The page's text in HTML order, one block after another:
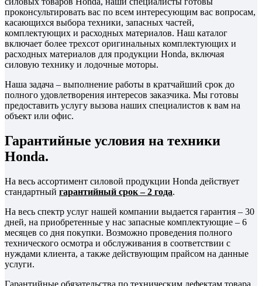
проконсультировать вас по всем интересующим вас вопросам,
касающихся выбора техники, запасных частей,
комплектующих и расходных материалов. Наш каталог
включает более трехсот оригинальных комплектующих и
расходных материалов для продукции Honda, включая
силовую технику и лодочные моторы.
Наша задача – выполнение работы в кратчайший срок до
полного удовлетворения интересов заказчика. Мы готовы
предоставить услугу вызова наших специалистов к вам на
объект или офис.
Гарантийные условия на техники
Honda.
На весь ассортимент силовой продукции Honda действует
стандартный гарантийный срок – 2 года.
На весь спектр услуг нашей компании выдается гарантия – 30
дней, на приобретенные у нас запасные комплектующие – 6
месяцев со дня покупки. Возможно проведения полного
технического осмотра и обслуживания в соответствии с
нуждами клиента, а также действующим прайсом на данные
услуги.
Гарантийные обязательства по техническим дефектам товара